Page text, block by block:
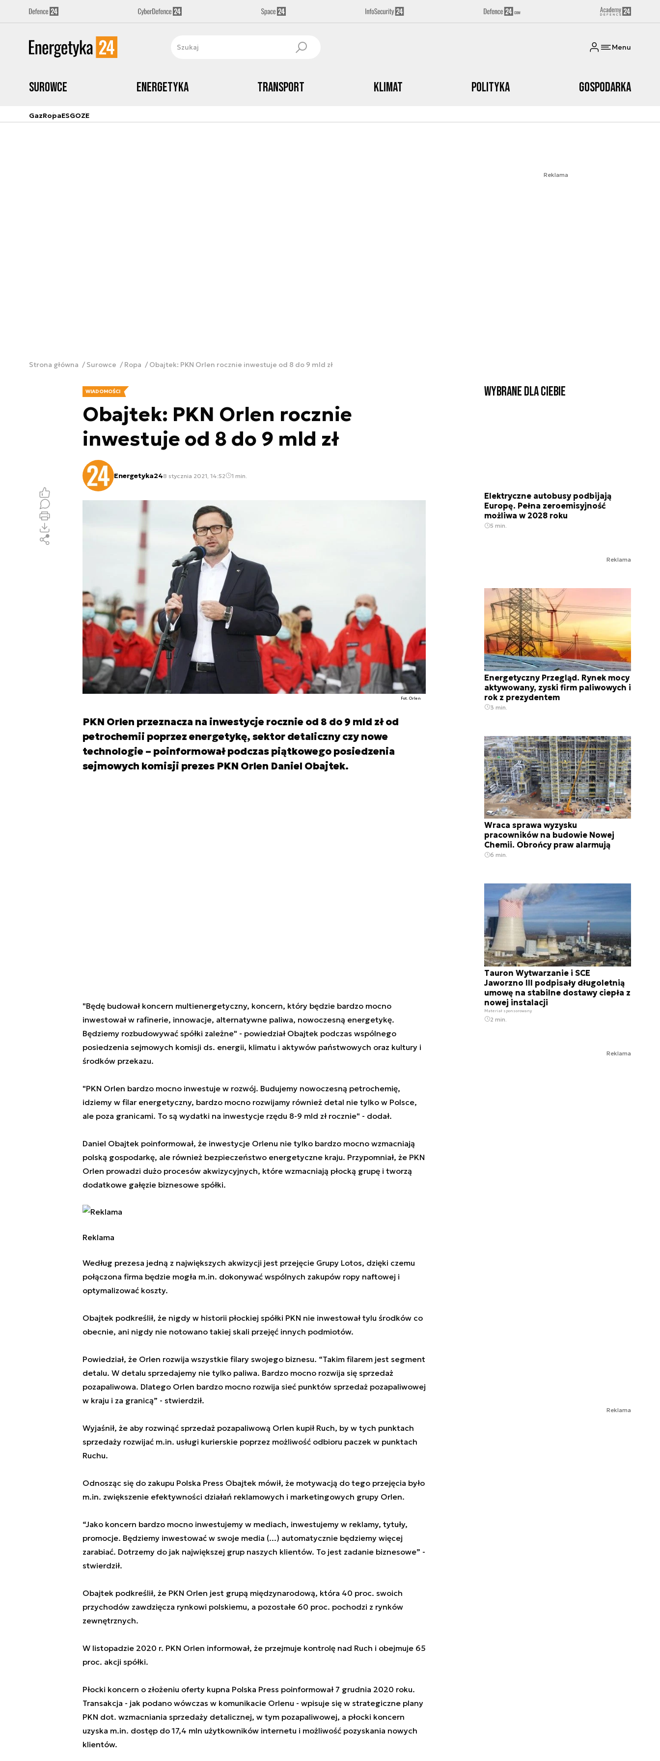
Menu
Surowce Energetyka Transport Klimat Polityka Gospodarka
GazRopaESGOZE
Reklama
Strona główna Surowce Ropa Obajtek: PKN Orlen rocznie inwestuje od 8 do 9 mld zł
WIADOMOŚCI
Obajtek: PKN Orlen rocznie
inwestuje od 8 do 9 mld zł
Energetyka248 stycznia 2021, 14:52 1 min.
Fot. Orlen
PKN Orlen przeznacza na inwestycje rocznie od 8 do 9 mld zł od
petrochemii poprzez energetykę, sektor detaliczny czy nowe
technologie – poinformował podczas piątkowego posiedzenia
sejmowych komisji prezes PKN Orlen Daniel Obajtek.
"Będę budował koncern multienergetyczny, koncern, który będzie bardzo mocno
inwestował w rafinerie, innowacje, alternatywne paliwa, nowoczesną energetykę.
Będziemy rozbudowywać spółki zależne" - powiedział Obajtek podczas wspólnego
posiedzenia sejmowych komisji ds. energii, klimatu i aktywów państwowych oraz kultury i
środków przekazu.
"PKN Orlen bardzo mocno inwestuje w rozwój. Budujemy nowoczesną petrochemię,
idziemy w filar energetyczny, bardzo mocno rozwijamy również detal nie tylko w Polsce,
ale poza granicami. To są wydatki na inwestycje rzędu 8-9 mld zł rocznie" - dodał.
Daniel Obajtek poinformował, że inwestycje Orlenu nie tylko bardzo mocno wzmacniają
polską gospodarkę, ale również bezpieczeństwo energetyczne kraju. Przypomniał, że PKN
Orlen prowadzi dużo procesów akwizycyjnych, które wzmacniają płocką grupę i tworzą
dodatkowe gałęzie biznesowe spółki.
Reklama
Według prezesa jedną z największych akwizycji jest przejęcie Grupy Lotos, dzięki czemu
połączona firma będzie mogła m.in. dokonywać wspólnych zakupów ropy naftowej i
optymalizować koszty.
Obajtek podkreślił, że nigdy w historii płockiej spółki PKN nie inwestował tylu środków co
obecnie, ani nigdy nie notowano takiej skali przejęć innych podmiotów.
Powiedział, że Orlen rozwija wszystkie filary swojego biznesu. “Takim filarem jest segment
detalu. W detalu sprzedajemy nie tylko paliwa. Bardzo mocno rozwija się sprzedaż
pozapaliwowa. Dlatego Orlen bardzo mocno rozwija sieć punktów sprzedaż pozapaliwowej
w kraju i za granicą” - stwierdził.
Wyjaśnił, że aby rozwinąć sprzedaż pozapaliwową Orlen kupił Ruch, by w tych punktach
sprzedaży rozwijać m.in. usługi kurierskie poprzez możliwość odbioru paczek w punktach
Ruchu.
Odnosząc się do zakupu Polska Press Obajtek mówił, że motywacją do tego przejęcia było
m.in. zwiększenie efektywności działań reklamowych i marketingowych grupy Orlen.
“Jako koncern bardzo mocno inwestujemy w mediach, inwestujemy w reklamy, tytuły,
promocje. Będziemy inwestować w swoje media (...) automatycznie będziemy więcej
zarabiać. Dotrzemy do jak największej grup naszych klientów. To jest zadanie biznesowe” -
stwierdził.
Obajtek podkreślił, że PKN Orlen jest grupą międzynarodową, która 40 proc. swoich
przychodów zawdzięcza rynkowi polskiemu, a pozostałe 60 proc. pochodzi z rynków
zewnętrznych.
W listopadzie 2020 r. PKN Orlen informował, że przejmuje kontrolę nad Ruch i obejmuje 65
proc. akcji spółki.
Płocki koncern o złożeniu oferty kupna Polska Press poinformował 7 grudnia 2020 roku.
Transakcja - jak podano wówczas w komunikacie Orlenu - wpisuje się w strategiczne plany
PKN dot. wzmacniania sprzedaży detalicznej, w tym pozapaliwowej, a płocki koncern
uzyska m.in. dostęp do 17,4 mln użytkowników internetu i możliwość pozyskania nowych
klientów.
Wybrane dla Ciebie
Elektryczne autobusy podbijają
Europę. Pełna zeroemisyjność
możliwa w 2028 roku
5 min.
Reklama
Energetyczny Przegląd. Rynek mocy
aktywowany, zyski firm paliwowych i
rok z prezydentem
3 min.
Wraca sprawa wyzysku
pracowników na budowie Nowej
Chemii. Obrońcy praw alarmują
6 min.
Tauron Wytwarzanie i SCE
Jaworzno III podpisały długoletnią
umowę na stabilne dostawy ciepła z
nowej instalacji
Materiał sponsorowany
2 min.
Reklama
Reklama